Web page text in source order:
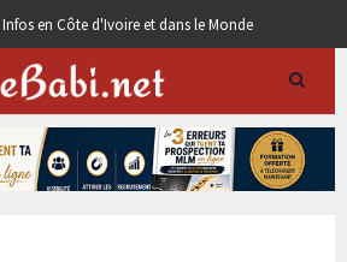
en Côte d'Ivoire et dans le Monde